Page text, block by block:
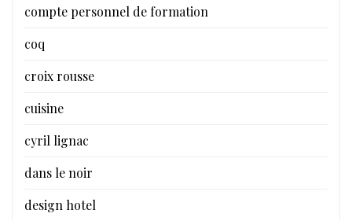
compte personnel de formation
coq
croix rousse
cuisine
cyril lignac
dans le noir
design hotel